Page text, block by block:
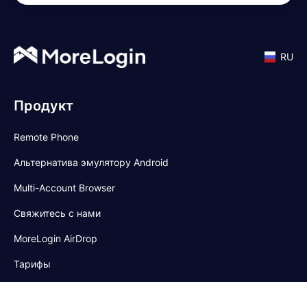
RU
Продукт
Remote Phone
Альтернатива эмулятору Android
Multi-Account Browser
Свяжитесь с нами
MoreLogin AirDrop
Тарифы